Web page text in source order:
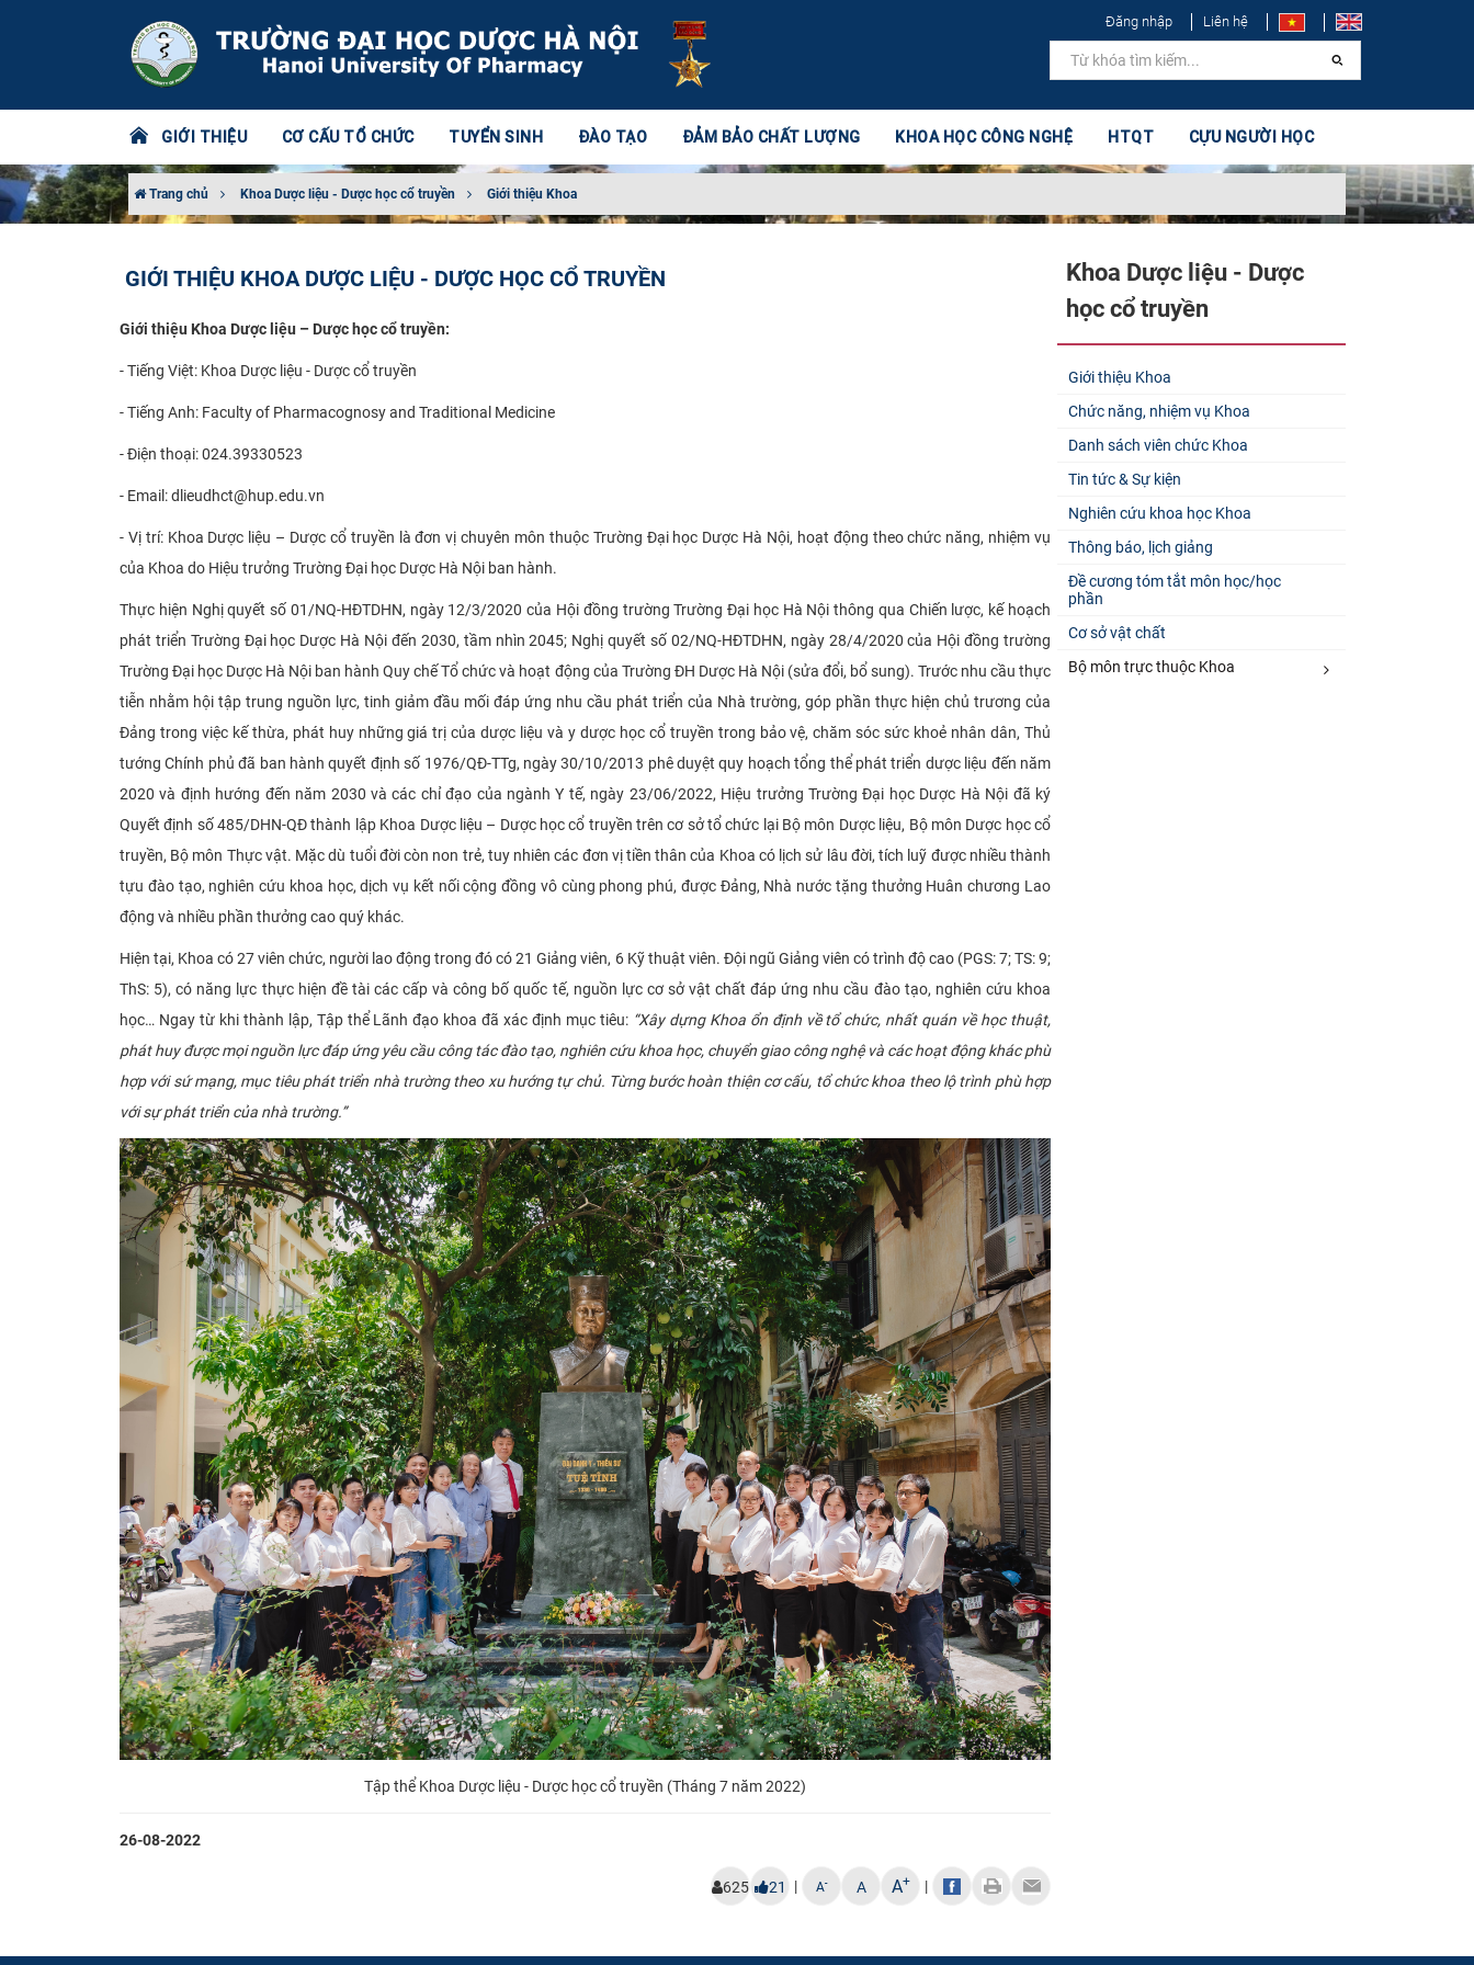
Đăng nhập Liên hệ
GIỚI THIỆU CƠ CẤU TỔ CHỨC TUYỂN SINH ĐÀO TẠO ĐẢM BẢO CHẤT LƯỢNG KHOA HỌC CÔNG NGHỆ HTQT CỰU NGƯỜI HỌC
Trang chủ Khoa Dược liệu - Dược học cổ truyền Giới thiệu Khoa
GIỚI THIỆU KHOA DƯỢC LIỆU - DƯỢC HỌC CỔ TRUYỀN
Giới thiệu Khoa Dược liệu – Dược học cổ truyền:
- Tiếng Việt: Khoa Dược liệu - Dược cổ truyền
- Tiếng Anh: Faculty of Pharmacognosy and Traditional Medicine
- Điện thoại: 024.39330523
- Email: dlieudhct@hup.edu.vn
- Vị trí: Khoa Dược liệu – Dược cổ truyền là đơn vị chuyên môn thuộc Trường Đại học Dược Hà Nội, hoạt động theo chức năng, nhiệm vụ
của Khoa do Hiệu trưởng Trường Đại học Dược Hà Nội ban hành.
Thực hiện Nghị quyết số 01/NQ-HĐTDHN, ngày 12/3/2020 của Hội đồng trường Trường Đại học Hà Nội thông qua Chiến lược, kế hoạch
phát triển Trường Đại học Dược Hà Nội đến 2030, tầm nhìn 2045; Nghị quyết số 02/NQ-HĐTDHN, ngày 28/4/2020 của Hội đồng trường
Trường Đại học Dược Hà Nội ban hành Quy chế Tổ chức và hoạt động của Trường ĐH Dược Hà Nội (sửa đổi, bổ sung). Trước nhu cầu thực
tiễn nhằm hội tập trung nguồn lực, tinh giảm đầu mối đáp ứng nhu cầu phát triển của Nhà trường, góp phần thực hiện chủ trương của
Đảng trong việc kế thừa, phát huy những giá trị của dược liệu và y dược học cổ truyền trong bảo vệ, chăm sóc sức khoẻ nhân dân, Thủ
tướng Chính phủ đã ban hành quyết định số 1976/QĐ-TTg, ngày 30/10/2013 phê duyệt quy hoạch tổng thể phát triển dược liệu đến năm
2020 và định hướng đến năm 2030 và các chỉ đạo của ngành Y tế, ngày 23/06/2022, Hiệu trưởng Trường Đại học Dược Hà Nội đã ký
Quyết định số 485/DHN-QĐ thành lập Khoa Dược liệu – Dược học cổ truyền trên cơ sở tổ chức lại Bộ môn Dược liệu, Bộ môn Dược học cổ
truyền, Bộ môn Thực vật. Mặc dù tuổi đời còn non trẻ, tuy nhiên các đơn vị tiền thân của Khoa có lịch sử lâu đời, tích luỹ được nhiều thành
tựu đào tạo, nghiên cứu khoa học, dịch vụ kết nối cộng đồng vô cùng phong phú, được Đảng, Nhà nước tặng thưởng Huân chương Lao
động và nhiều phần thưởng cao quý khác.
Hiện tại, Khoa có 27 viên chức, người lao động trong đó có 21 Giảng viên, 6 Kỹ thuật viên. Đội ngũ Giảng viên có trình độ cao (PGS: 7; TS: 9;
ThS: 5), có năng lực thực hiện đề tài các cấp và công bố quốc tế, nguồn lực cơ sở vật chất đáp ứng nhu cầu đào tạo, nghiên cứu khoa
học… Ngay từ khi thành lập, Tập thể Lãnh đạo khoa đã xác định mục tiêu: “Xây dựng Khoa ổn định về tổ chức, nhất quán về học thuật,
phát huy được mọi nguồn lực đáp ứng yêu cầu công tác đào tạo, nghiên cứu khoa học, chuyển giao công nghệ và các hoạt động khác phù
hợp với sứ mạng, mục tiêu phát triển nhà trường theo xu hướng tự chủ. Từng bước hoàn thiện cơ cấu, tổ chức khoa theo lộ trình phù hợp
với sự phát triển của nhà trường.”
Tập thể Khoa Dược liệu - Dược học cổ truyền (Tháng 7 năm 2022)
26-08-2022
625 21 | A- A A+ |
Khoa Dược liệu - Dược
học cổ truyền
Giới thiệu Khoa
Chức năng, nhiệm vụ Khoa
Danh sách viên chức Khoa
Tin tức & Sự kiện
Nghiên cứu khoa học Khoa
Thông báo, lịch giảng
Đề cương tóm tắt môn học/học
phần
Cơ sở vật chất
Bộ môn trực thuộc Khoa